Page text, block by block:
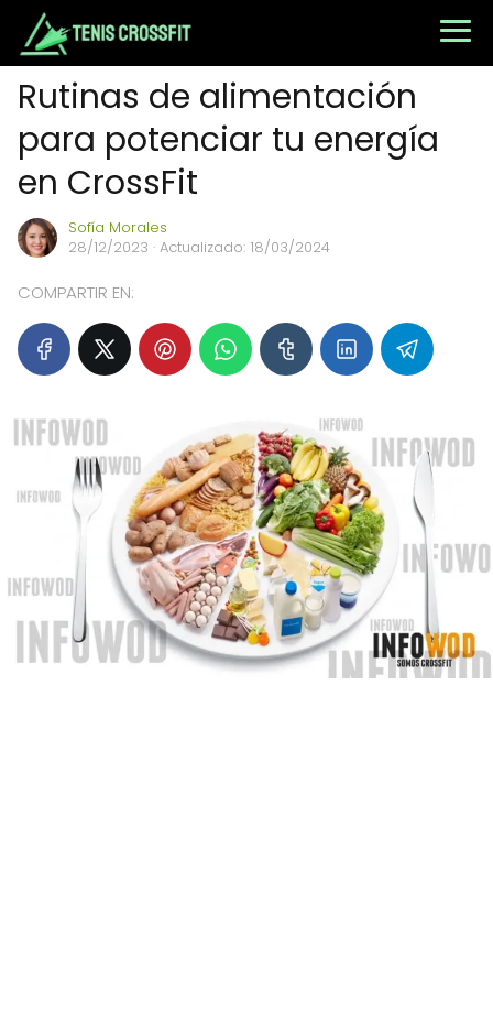
Rutinas de alimentación
para potenciar tu energía
en CrossFit
Sofía Morales
28/12/2023 · Actualizado: 18/03/2024
COMPARTIR EN: